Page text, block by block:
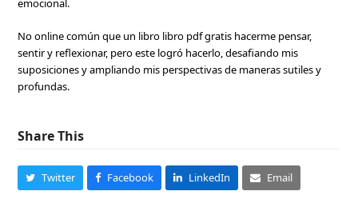
emocional.
No online común que un libro libro pdf gratis hacerme pensar,
sentir y reflexionar, pero este logró hacerlo, desafiando mis
suposiciones y ampliando mis perspectivas de maneras sutiles y
profundas.
Share This
Twitter Facebook LinkedIn Email